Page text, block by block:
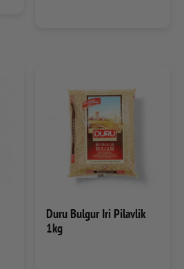
Duru Bulgur Iri Pilavlik
1kg